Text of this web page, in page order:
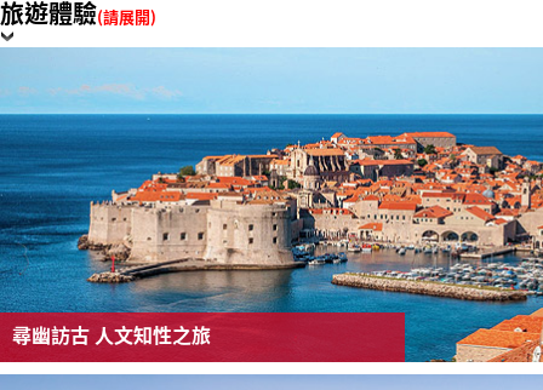
旅遊體驗(請展開)
尋幽訪古 人文知性之旅